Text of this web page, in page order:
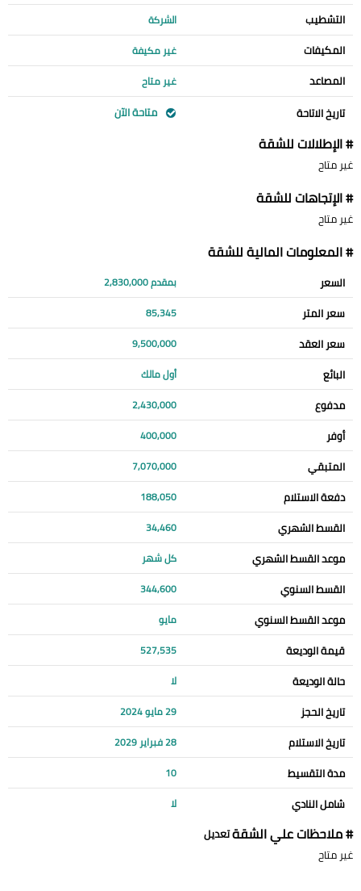
التشطيب الشركة
المكيفات غير مكيفة
المصاعد غير متاح
تاريخ الاتاحة متاحة الآن
# الإطلالات للشقة
غير متاح
# الإتجاهات للشقة
غير متاح
# المعلومات المالية للشقة
السعر بمقدم 2,830,000
سعر المتر 85,345
سعر العقد 9,500,000
البائع أول مالك
مدفوع 2,430,000
أوفر 400,000
المتبقي 7,070,000
دفعة الاستلام 188,050
القسط الشهري 34,460
موعد القسط الشهري كل شهر
القسط السنوي 344,600
موعد القسط السنوي مايو
قيمة الوديعة 527,535
حالة الوديعة لا
تاريخ الحجز 29 مايو 2024
تاريخ الاستلام 28 فبراير 2029
مدة التقسيط 10
شامل النادي لا
# ملاحظات علي الشقةتعديل
غير متاح